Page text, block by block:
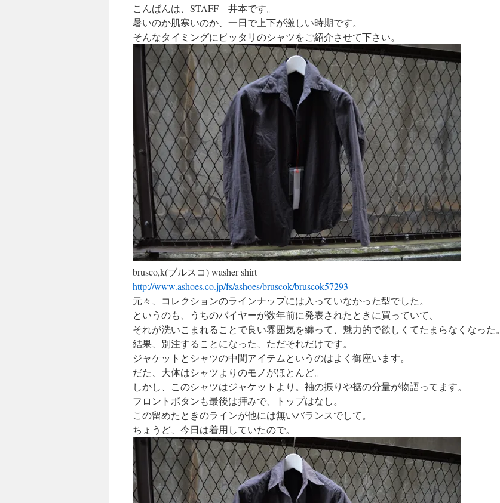
ス
こんばんは、STAFF 井本です。
暑いのか肌寒いのか、一日で上下が激しい時期です。
そんなタイミングにピッタリのシャツをご紹介させて下さい。
brusco,k(ブルスコ) washer shirt
http://www.ashoes.co.jp/fs/ashoes/bruscok/bruscok57293
元々、コレクションのラインナップには入っていなかった型でした。
というのも、うちのバイヤーが数年前に発表されたときに買っていて、
それが洗いこまれることで良い雰囲気を纏って、魅力的で欲しくてたまらなくなった。
結果、別注することになった、ただそれだけです。
ジャケットとシャツの中間アイテムというのはよく御座います。
だた、大体はシャツよりのモノがほとんど。
しかし、このシャツはジャケットより。袖の振りや裾の分量が物語ってます。
フロントボタンも最後は拝みで、トップはなし。
この留めたときのラインが他には無いバランスでして。
ちょうど、今日は着用していたので。